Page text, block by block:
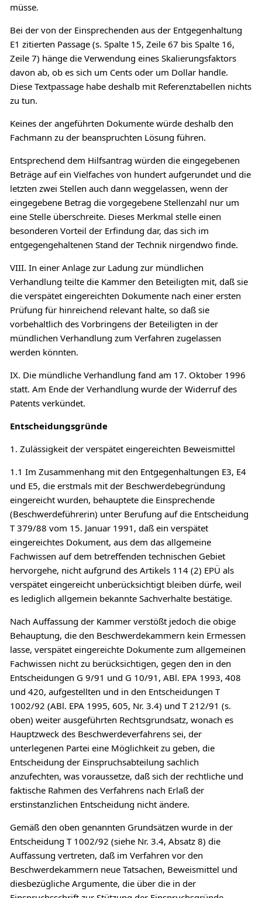
müsse.
Bei der von der Einsprechenden aus der Entgegenhaltung
E1 zitierten Passage (s. Spalte 15, Zeile 67 bis Spalte 16,
Zeile 7) hänge die Verwendung eines Skalierungsfaktors
davon ab, ob es sich um Cents oder um Dollar handle.
Diese Textpassage habe deshalb mit Referenztabellen nichts
zu tun.
Keines der angeführten Dokumente würde deshalb den
Fachmann zu der beanspruchten Lösung führen.
Entsprechend dem Hilfsantrag würden die eingegebenen
Beträge auf ein Vielfaches von hundert aufgerundet und die
letzten zwei Stellen auch dann weggelassen, wenn der
eingegebene Betrag die vorgegebene Stellenzahl nur um
eine Stelle überschreite. Dieses Merkmal stelle einen
besonderen Vorteil der Erfindung dar, das sich im
entgegengehaltenen Stand der Technik nirgendwo finde.
VIII. In einer Anlage zur Ladung zur mündlichen
Verhandlung teilte die Kammer den Beteiligten mit, daß sie
die verspätet eingereichten Dokumente nach einer ersten
Prüfung für hinreichend relevant halte, so daß sie
vorbehaltlich des Vorbringens der Beteiligten in der
mündlichen Verhandlung zum Verfahren zugelassen
werden könnten.
IX. Die mündliche Verhandlung fand am 17. Oktober 1996
statt. Am Ende der Verhandlung wurde der Widerruf des
Patents verkündet.
Entscheidungsgründe
1. Zulässigkeit der verspätet eingereichten Beweismittel
1.1 Im Zusammenhang mit den Entgegenhaltungen E3, E4
und E5, die erstmals mit der Beschwerdebegründung
eingereicht wurden, behauptete die Einsprechende
(Beschwerdeführerin) unter Berufung auf die Entscheidung
T 379/88 vom 15. Januar 1991, daß ein verspätet
eingereichtes Dokument, aus dem das allgemeine
Fachwissen auf dem betreffenden technischen Gebiet
hervorgehe, nicht aufgrund des Artikels 114 (2) EPÜ als
verspätet eingereicht unberücksichtigt bleiben dürfe, weil
es lediglich allgemein bekannte Sachverhalte bestätige.
Nach Auffassung der Kammer verstößt jedoch die obige
Behauptung, die den Beschwerdekammern kein Ermessen
lasse, verspätet eingereichte Dokumente zum allgemeinen
Fachwissen nicht zu berücksichtigen, gegen den in den
Entscheidungen G 9/91 und G 10/91, ABl. EPA 1993, 408
und 420, aufgestellten und in den Entscheidungen T
1002/92 (ABl. EPA 1995, 605, Nr. 3.4) und T 212/91 (s.
oben) weiter ausgeführten Rechtsgrundsatz, wonach es
Hauptzweck des Beschwerdeverfahrens sei, der
unterlegenen Partei eine Möglichkeit zu geben, die
Entscheidung der Einspruchsabteilung sachlich
anzufechten, was voraussetze, daß sich der rechtliche und
faktische Rahmen des Verfahrens nach Erlaß der
erstinstanzlichen Entscheidung nicht ändere.
Gemäß den oben genannten Grundsätzen wurde in der
Entscheidung T 1002/92 (siehe Nr. 3.4, Absatz 8) die
Auffassung vertreten, daß im Verfahren vor den
Beschwerdekammern neue Tatsachen, Beweismittel und
diesbezügliche Argumente, die über die in der